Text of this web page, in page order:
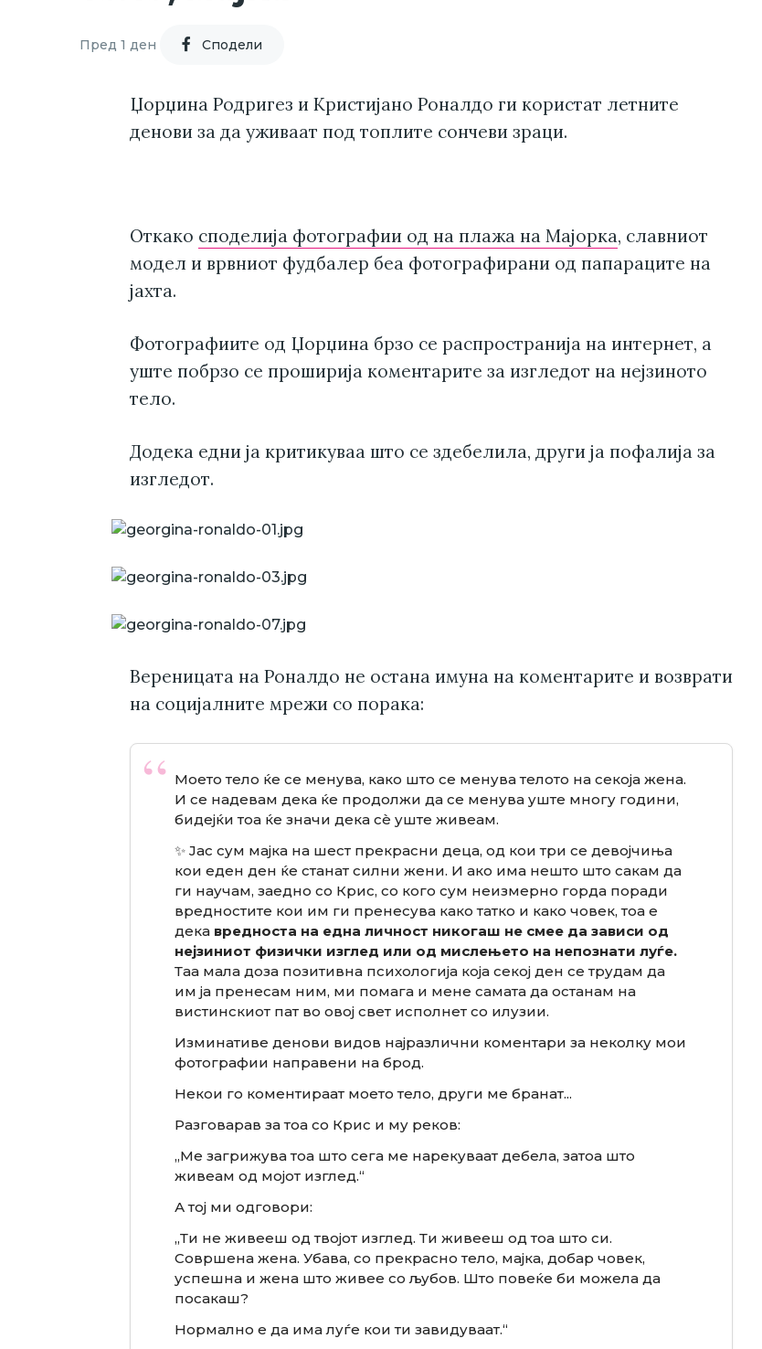
Пред 1 ден Cподели
Џорџина Родригез и Кристијано Роналдо ги користат летните
денови за да уживаат под топлите сончеви зраци.
Откако споделија фотографии од на плажа на Мајорка, славниот
модел и врвниот фудбалер беа фотографирани од папараците на
јахта.
Фотографиите од Џорџина брзо се распространија на интернет, а
уште побрзо се проширија коментарите за изгледот на нејзиното
тело.
Додека едни ја критикуваа што се здебелила, други ја пофалија за
изгледот.
Вереницата на Роналдо не остана имуна на коментарите и возврати
на социјалните мрежи со порака:
Моето тело ќе се менува, како што се менува телото на секоја жена.
И се надевам дека ќе продолжи да се менува уште многу години,
бидејќи тоа ќе значи дека сè уште живеам.
✨ Јас сум мајка на шест прекрасни деца, од кои три се девојчиња
кои еден ден ќе станат силни жени. И ако има нешто што сакам да
ги научам, заедно со Крис, со кого сум неизмерно горда поради
вредностите кои им ги пренесува како татко и како човек, тоа е
дека вредноста на една личност никогаш не смее да зависи од
нејзиниот физички изглед или од мислењето на непознати луѓе.
Таа мала доза позитивна психологија која секој ден се трудам да
им ја пренесам ним, ми помага и мене самата да останам на
вистинскиот пат во овој свет исполнет со илузии.
Изминативе денови видов најразлични коментари за неколку мои
фотографии направени на брод.
Некои го коментираат моето тело, други ме бранат...
Разговарав за тоа со Крис и му реков:
„Ме загрижува тоа што сега ме нарекуваат дебела, затоа што
живеам од мојот изглед.“
А тој ми одговори:
„Ти не живееш од твојот изглед. Ти живееш од тоа што си.
Совршена жена. Убава, со прекрасно тело, мајка, добар човек,
успешна и жена што живее со љубов. Што повеќе би можела да
посакаш?
Нормално е да има луѓе кои ти завидуваат.“